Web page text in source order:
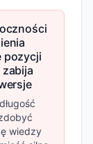
pozycji
wiedzy